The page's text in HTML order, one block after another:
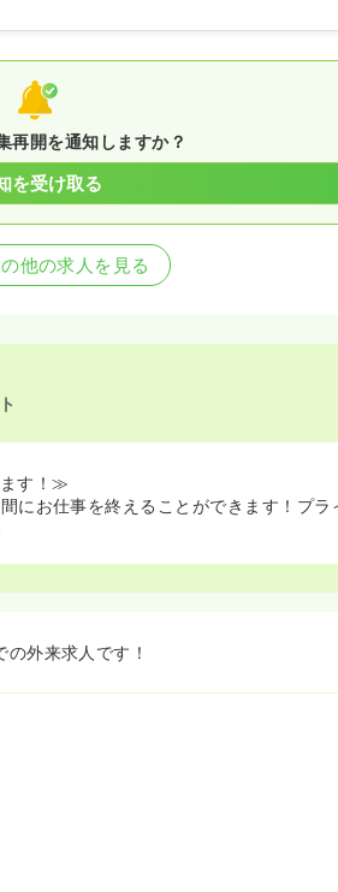
再開を通知しますか？
を受け取る
他の求人を見る
す！≫
お仕事を終えることができます！プラ
外来求人です！